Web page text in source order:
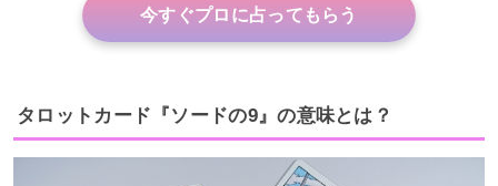
今すぐプロに占ってもらう
タロットカード『ソードの9』の意味とは？